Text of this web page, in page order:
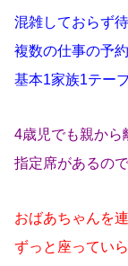
混雑しておらず
複数の仕事の予
基本1家族1テー
4歳児でも親から
指定席があるの
おばあちゃんを
ずっと座ってい